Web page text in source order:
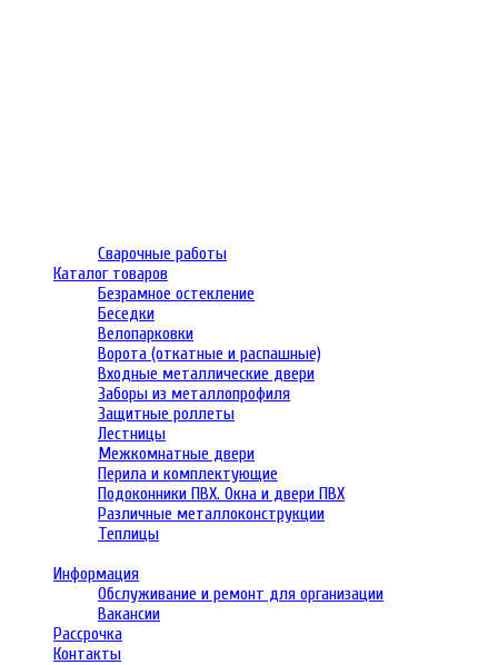
Сварочные работы
Каталог товаров
Безрамное остекление
Беседки
Велопарковки
Ворота (откатные и распашные)
Входные металлические двери
Заборы из металлопрофиля
Защитные роллеты
Лестницы
Межкомнатные двери
Перила и комплектующие
Подоконники ПВХ. Окна и двери ПВХ
Различные металлоконструкции
Теплицы
Информация
Обслуживание и ремонт для организации
Вакансии
Рассрочка
Контакты